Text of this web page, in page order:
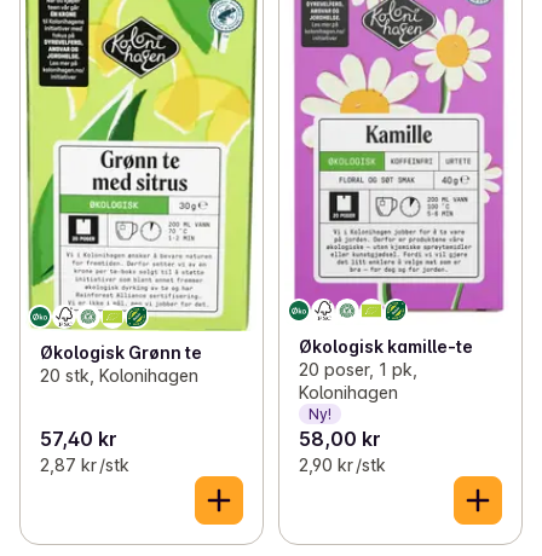
Økologisk Grønn te
20 stk, Kolonihagen
57,40 kr
2,87 kr /stk
Økologisk kamille-te
20 poser, 1 pk,
Kolonihagen
Ny!
58,00 kr
2,90 kr /stk